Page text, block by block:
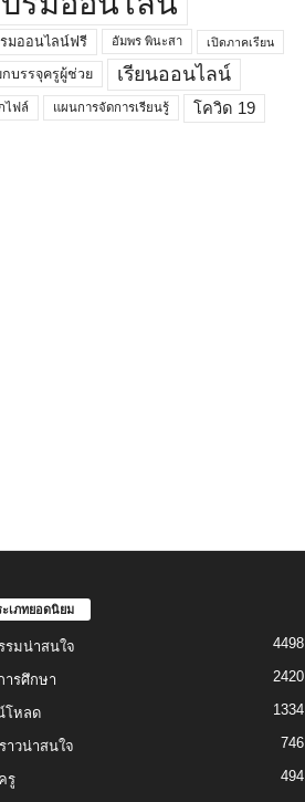
มออนไลน์ฟรี อัมพร พินะสา เปิดภาคเรียน
กบรรจุครูผู้ช่วย เรียนออนไลน์
ไฟล์ แผนการจัดการเรียนรู้ โควิด 19
เภทยอดนิยม
รมน่าสนใจ 4498
ารศึกษา 2420
โหลด 1334
ราวน่าสนใจ 746
รู
494